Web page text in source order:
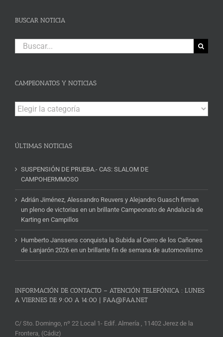
BUSCAR NOTICIA
Buscar:
CAMPEONATOS Y NOTICIAS
Campeonatos
y
ÚLTIMAS NOTICIAS
SUSPENSIÓN DE PRUEBA.- CAS: SLALOM DE
CAMPOHERMMOSO
Adrián Jiménez, Alessandro Reuvers y Alejandro Guasch firman
un pleno de victorias en un brillante Campeonato de Andalucía de
Karting en Campillos
Humberto Janssens conquista la Subida al Cerro de los Cañones
de Lanjarón 2026 en un brillante fin de semana de automovilismo
INFORMACIÓN DE CONTACTO – ATENCIÓN TELEFÓNICA : LUNES
A VIERNES DE 9:00 A 14:00 | FAA@FAA.NET
C/ Sto. Domingo, nº 22 Local 1- Edif. Almería , 11402 Jerez de la
Frontera, (Cádiz)